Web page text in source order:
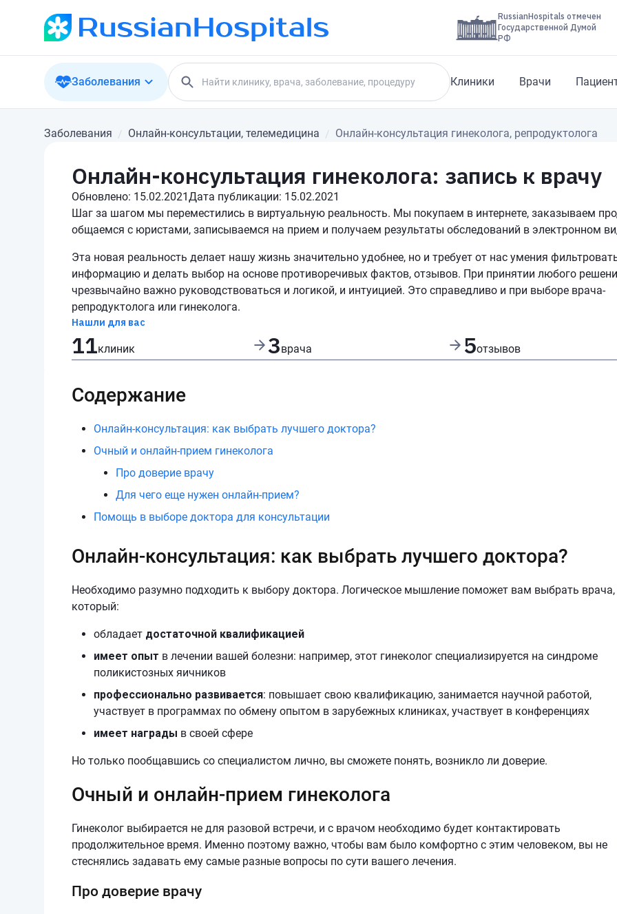
RussianHospitals отмечен
Государственной Думой
РФ
Заболевания Клиники Врачи
Заболевания Онлайн-консультации, телемедицина Онлайн-консультация гинеколога, репродуктолога
Онлайн-консультация гинеколога: запись к врачу
Обновлено: 15.02.2021Дата публикации: 15.02.2021
Шаг за шагом мы переместились в виртуальную реальность. Мы покупаем в интернете, заказываем
общаемся с юристами, записываемся на прием и получаем результаты обследований в электронном
Эта новая реальность делает нашу жизнь значительно удобнее, но и требует от нас умения
информацию и делать выбор на основе противоречивых фактов, отзывов. При принятии любого
чрезвычайно важно руководствоваться и логикой, и интуицией. Это справедливо и при выборе врача-
репродуктолога или гинеколога.
Нашли для вас
11клиник 3врача 5отзывов
Содержание
Онлайн-консультация: как выбрать лучшего доктора?
Очный и онлайн-прием гинеколога
Про доверие врачу
Для чего еще нужен онлайн-прием?
Помощь в выборе доктора для консультации
Онлайн-консультация: как выбрать лучшего доктора?
Необходимо разумно подходить к выбору доктора. Логическое мышление поможет вам выбрать врача,
который:
обладает достаточной квалификацией
имеет опыт в лечении вашей болезни: например, этот гинеколог специализируется на синдроме
поликистозных яичников
профессионально развивается: повышает свою квалификацию, занимается научной работой,
участвует в программах по обмену опытом в зарубежных клиниках, участвует в конференциях
имеет награды в своей сфере
Но только пообщавшись со специалистом лично, вы сможете понять, возникло ли доверие.
Очный и онлайн-прием гинеколога
Гинеколог выбирается не для разовой встречи, и с врачом необходимо будет контактировать
продолжительное время. Именно поэтому важно, чтобы вам было комфортно с этим человеком, вы не
стеснялись задавать ему самые разные вопросы по сути вашего лечения.
Про доверие врачу